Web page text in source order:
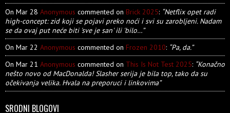
On Mar 28 Anonymous commented on Brick 2025: “Netflix opet radi
high-concept: zid koji se pojavi preko noći i svi su zarobljeni. Nadam
se da ovaj put neće biti 'sve je san' ili 'bilo…”
On Mar 22 Anonymous commented on Frozen 2010: “Pa, da.”
On Mar 21 Anonymous commented on This Is Not Test 2025: “Konačno
nešto novo od MacDonalda! Slasher serija je bila top, tako da su
očekivanja velika. Hvala na preporuci i linkovima”
SRODNI BLOGOVI